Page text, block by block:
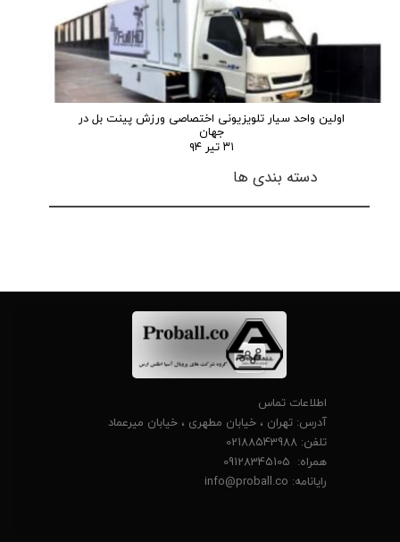
دسته بندی ها
اولین واحد سیار تلویزیونی اختصاصی ورزش پینت بل در
جهان
۳۱ تیر ۹۴
اطلاعات تماس
آدرس: تهران ، خیابان مطهری ، خیابان میرعماد
تلفن: 02188543988
همراه: 09128345105
رایانامه: info@proball.co​​​​​​​